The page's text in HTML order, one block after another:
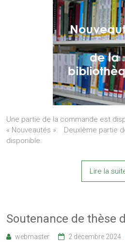
Une partie de la commande est
« Nouveautés ». Deuxième partie
disponible.
Lire la
Soutenance de thèse
webmaster 2 décembre 2024